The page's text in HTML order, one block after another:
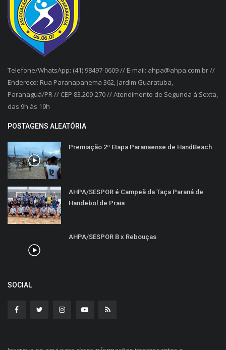
Telefone/WhatsApp: (41) 98497-0609 // E-mail: ahpa@ahpa.com.br //
Endereço: Rua Paranapanema 362, Jardim Guaratuba,
Paranaguá/PR // CEP 83.209-270 // Atendimento de Segunda à Sexta,
das 9h às 19h
POSTAGENS ALEATÓRIA
Premiação 2ª Etapa Paranaense de HandBeach
AHPA/SESPOR é Campeã da Taça Paraná de
Handebol de Praia
AHPA/SESPOR B x Rebouças
SOCIAL